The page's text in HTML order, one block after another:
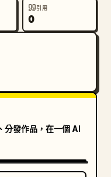
引用
0
分發作品，在一個 AI